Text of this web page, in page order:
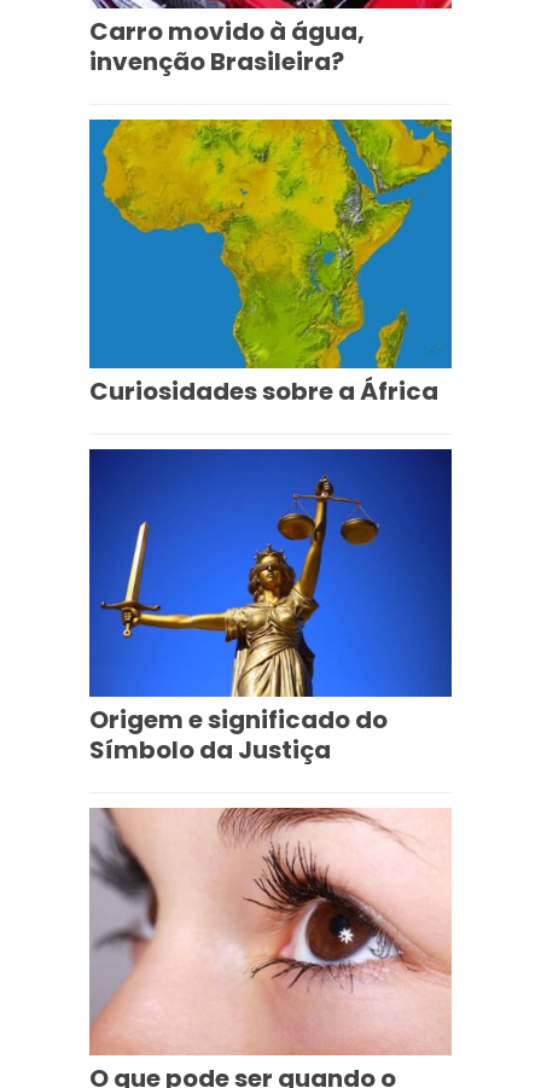
Carro movido à água,
invenção Brasileira?
Curiosidades sobre a África
Origem e significado do
Símbolo da Justiça
O que pode ser quando o